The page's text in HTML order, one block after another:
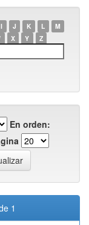
I J K L
M
X Y Z
En orden:
1